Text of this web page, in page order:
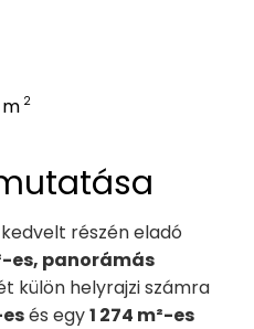
2
részén eladó
es, panorámás
külön helyrajzi számra
esés egy1 274 m²-es